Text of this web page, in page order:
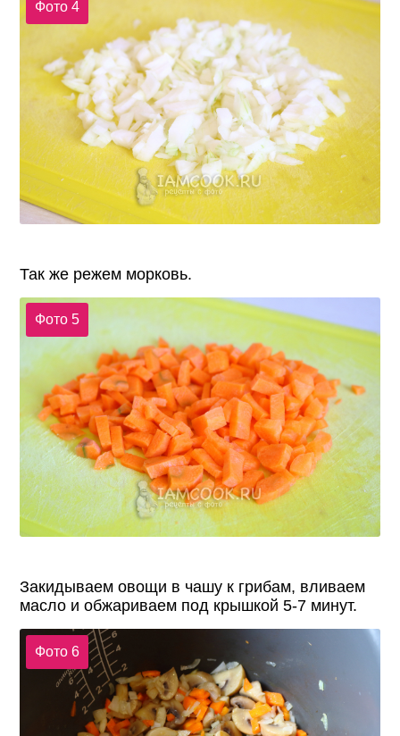
Фото 4
Так же режем морковь.
Фото 5
Закидываем овощи в чашу к грибам, вливаем
масло и обжариваем под крышкой 5-7 минут.
Фото 6